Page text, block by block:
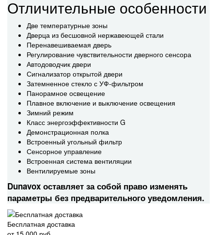
Отличительные особенности
Две температурные зоны
Дверца из бесшовной нержавеющей стали
Перенавешиваемая дверь
Регулирование чувствительности дверного сенсора
Автодоводчик двери
Сигнализатор открытой двери
Затемненное стекло с УФ-фильтром
Панорамное освещение
Плавное включение и выключение освещения
Зимний режим
Класс энергоэффективности G
Демонстрационная полка
Встроенный угольный фильтр
Сенсорное управление
Встроенная система вентиляции
Вентилируемые зоны
Dunavox оставляет за собой право изменять
параметры без предварительного уведомления.
Бесплатная доставка